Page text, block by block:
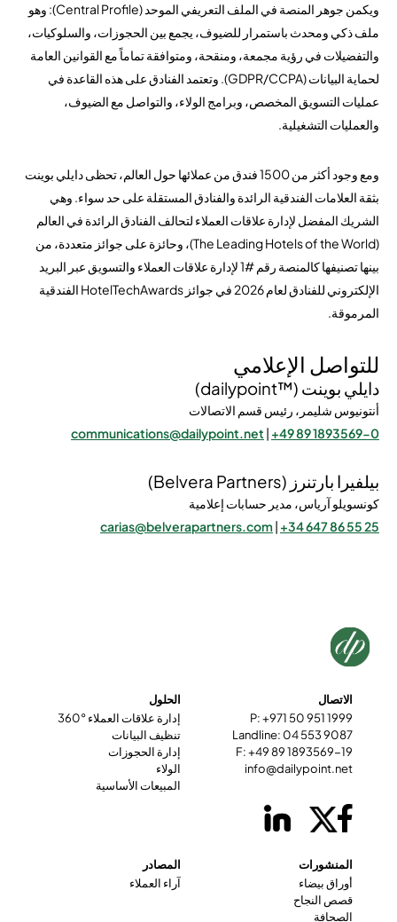
ويكمن جوهر المنصة في الملف التعريفي الموحد (Central Profile): وهو
ملف ذكي ومحدث باستمرار للضيوف، يجمع بين الحجوزات، والسلوكيات،
والتفضيلات في رؤية مجمعة، ومنقحة، ومتوافقة تماماً مع القوانين العامة
لحماية البيانات (GDPR/CCPA). وتعتمد الفنادق على هذه القاعدة في
عمليات التسويق المخصص، وبرامج الولاء، والتواصل مع الضيوف،
والعمليات التشغيلية.
ومع وجود أكثر من 1500 فندق من عملائها حول العالم، تحظى دايلي بوينت
بثقة العلامات الفندقية الرائدة والفنادق المستقلة على حد سواء. وهي
الشريك المفضل لإدارة علاقات العملاء لتحالف الفنادق الرائدة في العالم
(The Leading Hotels of the World)، وحائزة على جوائز متعددة، من
بينها تصنيفها كالمنصة رقم #1 لإدارة علاقات العملاء والتسويق عبر البريد
الإلكتروني للفنادق لعام 2026 في جوائز HotelTechAwards الفندقية
المرموقة.
للتواصل الإعلامي
دايلي بوينت (™dailypoint)
أنتونيوس شليمر، رئيس قسم الاتصالات
communications@dailypoint.net | +49 89 1893569-0
بيلفيرا بارتنرز (Belvera Partners)
كونسويلو آرياس، مدير حسابات إعلامية
carias@belverapartners.com | +34 647 86 55 25
الاتصال
P: +971 50 951 1999
Landline: 04 553 9087
F: +49 89 1893569-19
info@dailypoint.net
الحلول
إدارة علاقات العملاء °360
تنظيف البيانات
إدارة الحجوزات
الولاء
المبيعات الأساسية
المنشورات
أوراق بيضاء
قصص النجاح
الصحافة
المصادر
آراء العملاء